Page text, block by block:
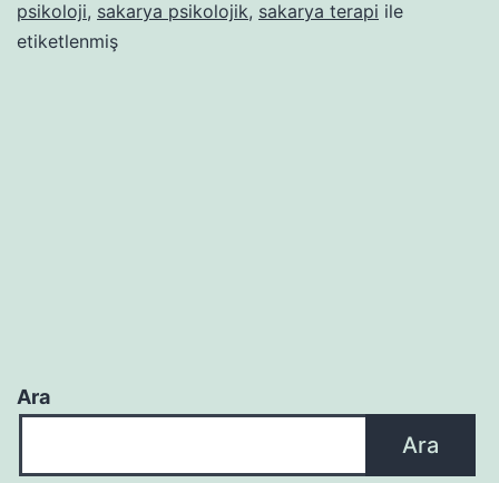
psikoloji, sakarya psikolojik, sakarya terapi ile
etiketlenmiş
Ara
Ara